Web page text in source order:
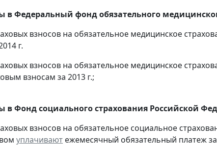
в Федеральный фонд обязательного
взносов на обязательное медицинское
г.
взносов на обязательное медицинское
взносам за 2013 г.;
в Фонд социального страхования Российской
взносов на обязательное социальное
уплачивают ежемесячный обязательный платеж за